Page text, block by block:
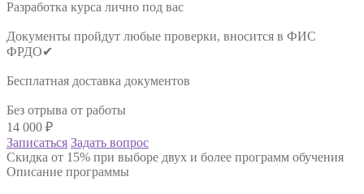
Разработка курса лично под вас
Документы пройдут любые проверки, вносится в ФИС
ФРДО✔
Бесплатная доставка документов
Без отрыва от работы
14 000 ₽
Записаться Задать вопрос
Скидка от 15% при выборе двух и более программ обучения
Описание программы